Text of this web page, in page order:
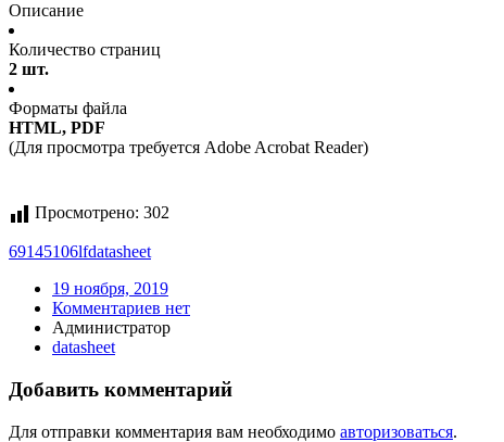
Описание
Количество страниц
2 шт.
Форматы файла
HTML, PDF
(Для просмотра требуется Adobe Acrobat Reader)
Просмотрено: 302
69145106lfdatasheet
19 ноября, 2019
Комментариев нет
Администратор
datasheet
Добавить комментарий
Для отправки комментария вам необходимо авторизоваться.